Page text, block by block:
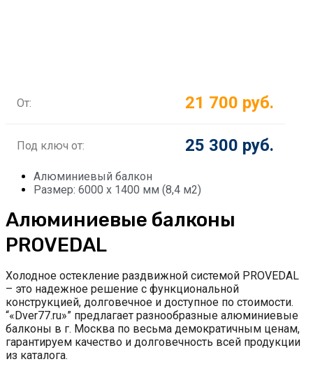
От: 21 700 руб.
Под ключ от: 25 300 руб.
Алюминиевый балкон
Размер: 6000 х 1400 мм (8,4 м2)
Алюминиевые балконы
PROVEDAL
Холодное остекление раздвижной системой PROVEDAL
– это надежное решение с функциональной
конструкцией, долговечное и доступное по стоимости.
“«Dver77.ru»” предлагает разнообразные алюминиевые
балконы в г. Москва по весьма демократичным ценам,
гарантируем качество и долговечность всей продукции
из каталога.